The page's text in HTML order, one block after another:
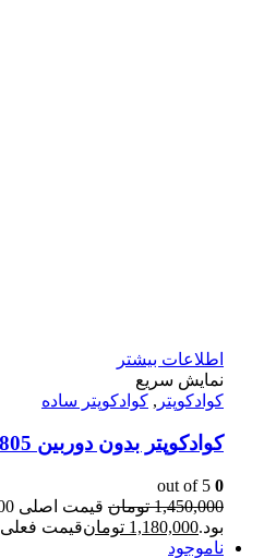
اطلاعات بیشتر
نمایش سریع
کوادکوپتر , کوادکوپتر ساده
کوادکوپتر بدون دوربین V805
0
1,450,000 تومان
بود.1,180,000 تومانقیمت فعلی 1,180,000 تومان است.
ناموجود